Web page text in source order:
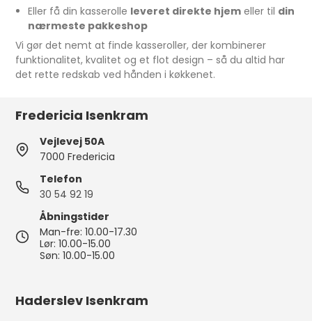
Eller få din kasserolle leveret direkte hjemeller til din
nærmeste pakkeshop
Vi gør det nemt at finde kasseroller, der kombinerer
funktionalitet, kvalitet og et flot design – så du altid har
det rette redskab ved hånden i køkkenet.
Fredericia Isenkram
Vejlevej 50A
7000 Fredericia
Telefon
30 54 92 19
Åbningstider
Man-fre: 10.00-17.30
Lør: 10.00-15.00
Søn: 10.00-15.00
Haderslev Isenkram